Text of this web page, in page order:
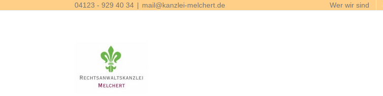
04123 - 929 40 34 | mail@kanzlei-melchert.de Wer wir sind